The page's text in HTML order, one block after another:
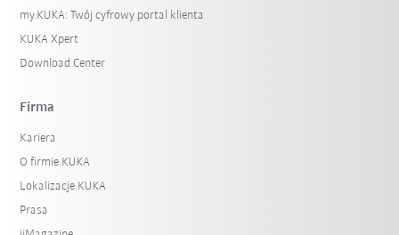
my.KUKA: Twój cyfrowy portal klienta
KUKA Xpert
Download Center
Firma
Kariera
O firmie KUKA
Lokalizacje KUKA
Prasa